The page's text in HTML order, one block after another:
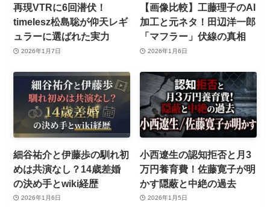
再現VTRに6回潜伏！
timelesz松島聡が仰天レギ
ュラーに選ばれた実力
2026年1月7日
【画像比較】工藤理子のAI
加工と元ネタ！田辺洋一郎
「マフラー」伏線の真相
2026年1月6日
細谷祐介と伊藤歩の馴れ初
めは共演なし？14歳差婚
の決め手とwiki経歴
2026年1月6日
小西遼生の認知拒否と月3
万円養育費！佐藤寛子が明
かす隠蔽と中絶の過去
2026年1月5日